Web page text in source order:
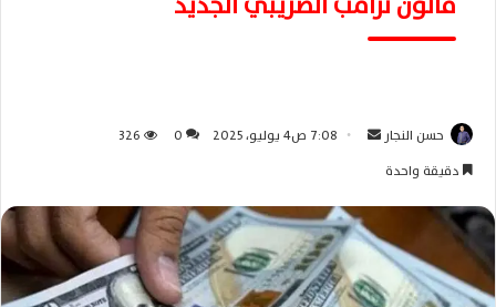
حسن النجار
ل
ب
ر
ي
7:08 ص4 يوليو، 2025 0
326
دقيقة واحدة